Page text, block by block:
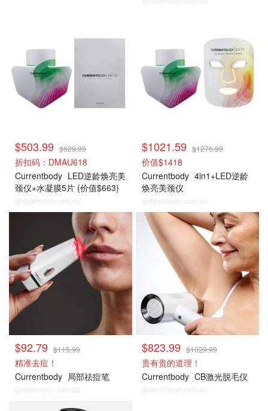
$503.99 $629.99
折扣码：DMAU618
Currentbody LED逆龄焕亮美
颈仪+水凝膜5片 (价值$663)
@dealmoon.com.au
$1021.59 $1276.99
价值$1418
Currentbody 4in1+LED逆龄
焕亮美颈仪
@dealmoon.com.au
$92.79 $115.99
精准去痘！
Currentbody 局部祛痘笔
@dealmoon.com.au
$823.99 $1029.99
贵有贵的道理！
Currentbody CB激光脱毛仪
@dealmoon.com.au